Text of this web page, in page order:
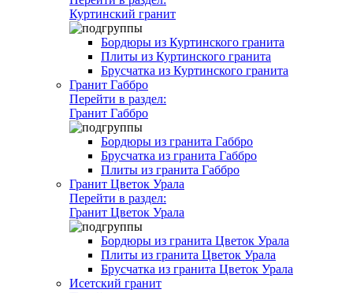
Куртинский гранит
Бордюры из Куртинского гранита
Плиты из Куртинского гранита
Брусчатка из Куртинского гранита
Гранит Габбро
Перейти в раздел:
Гранит Габбро
Бордюры из гранита Габбро
Брусчатка из гранита Габбро
Плиты из гранита Габбро
Гранит Цветок Урала
Перейти в раздел:
Гранит Цветок Урала
Бордюры из гранита Цветок Урала
Плиты из гранита Цветок Урала
Брусчатка из гранита Цветок Урала
Исетский гранит